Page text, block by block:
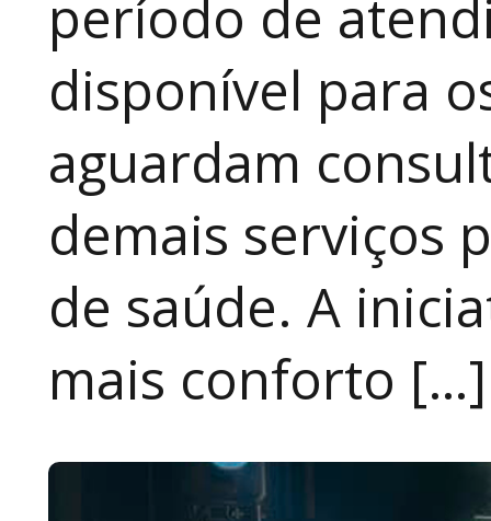
período de
disponível para
aguardam
demais serviços
de saúde. A
mais conforto […]